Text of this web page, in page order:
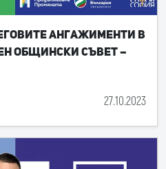
ангажименти в
общински съвет –
27.10.2023